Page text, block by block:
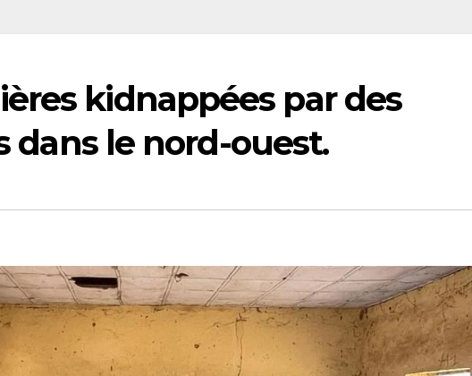
kidnappées par des
dans le nord-ouest.